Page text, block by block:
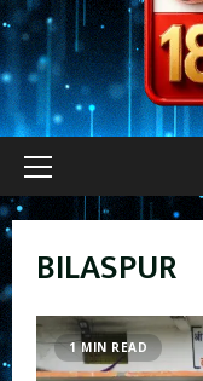
Primary
Menu
BILASPUR
1 MIN READ